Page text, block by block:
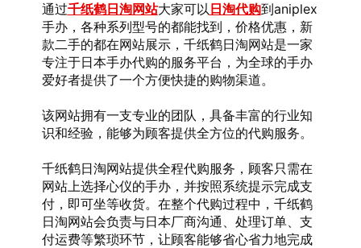
通过千纸鹤日淘网站大家可以 日淘代购到aniplex
手办，各种系列型号的都能找到，价格优惠，新
款二手的都在网站展示，千纸鹤日淘网站是一家
专注于日本手办代购的服务平台，为全球的手办
爱好者提供了一个方便快捷的购物渠道。
该网站拥有一支专业的团队，具备丰富的行业知
识和经验，能够为顾客提供全方位的代购服务。
千纸鹤日淘网站提供全程代购服务，顾客只需在
网站上选择心仪的手办，并按照系统提示完成支
付，即可坐等收货。在整个代购过程中，千纸鹤
日淘网站会负责与日本厂商沟通、处理订单、支
付运费等繁琐环节，让顾客能够省心省力地完成